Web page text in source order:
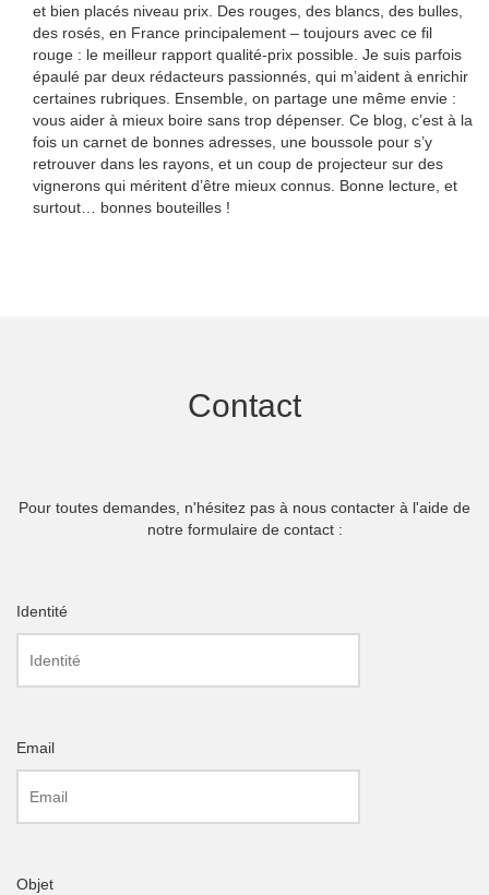
et bien placés niveau prix. Des rouges, des blancs, des bulles,
des rosés, en France principalement – toujours avec ce fil
rouge : le meilleur rapport qualité-prix possible. Je suis parfois
épaulé par deux rédacteurs passionnés, qui m’aident à enrichir
certaines rubriques. Ensemble, on partage une même envie :
vous aider à mieux boire sans trop dépenser. Ce blog, c’est à la
fois un carnet de bonnes adresses, une boussole pour s’y
retrouver dans les rayons, et un coup de projecteur sur des
vignerons qui méritent d’être mieux connus. Bonne lecture, et
surtout… bonnes bouteilles !
Contact
Pour toutes demandes, n'hésitez pas à nous contacter à l'aide de
notre formulaire de contact :
Identité
Email
Objet